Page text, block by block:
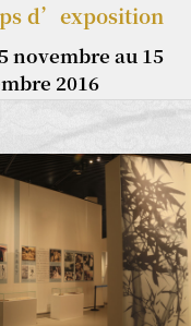
d’exposition
novembre au 15
2016